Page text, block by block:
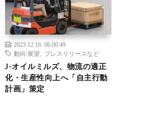
2023.12.16 06:00:49
動向/展望
プレスリリースなど
J-オイルミルズ、物流の適正
化・生産性向上へ「自主行動
計画」策定